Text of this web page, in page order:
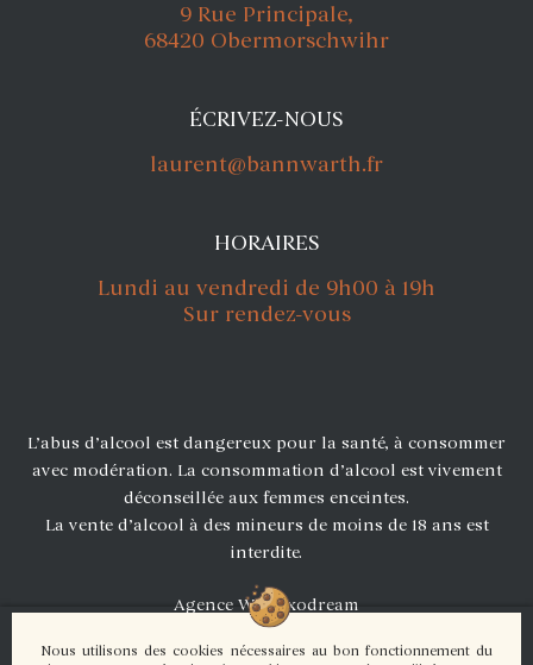
Nous utilisons des cookies nécessaires au bon fonctionnement du
9 Rue Principale,
68420 Obermorschwihr
ÉCRIVEZ-NOUS
laurent@bannwarth.fr
HORAIRES
Lundi au vendredi de 9h00 à 19h
Sur rendez-vous
L’abus d’alcool est dangereux pour la santé, à consommer
avec modération. La consommation d’alcool est vivement
déconseillée aux femmes enceintes.
La vente d’alcool à des mineurs de moins de 18 ans est
interdite.
Agence Web Exodream
Mentions légales